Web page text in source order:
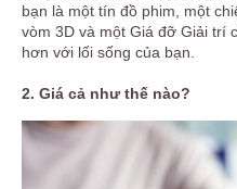
bạn là một tín đồ phim, một
vòm 3D và một Giá đỡ Giải trí
hơn với lối sống của bạn.
2. Giá cả như thế nào?